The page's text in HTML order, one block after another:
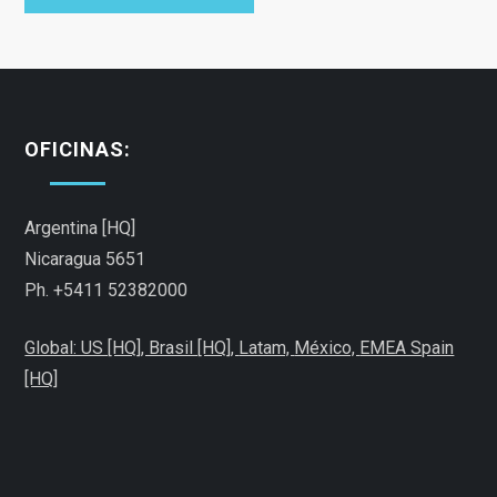
s
OFICINAS:
Argentina [HQ]
Nicaragua 5651
Ph. +5411 52382000
Global: US [HQ], Brasil [HQ], Latam, México, EMEA Spain
[HQ]